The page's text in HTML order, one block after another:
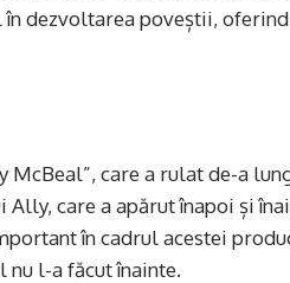
dezvoltarea poveștii,
care a rulat de-a
care a apărut înapoi și
în cadrul acestei
l-a făcut înainte.